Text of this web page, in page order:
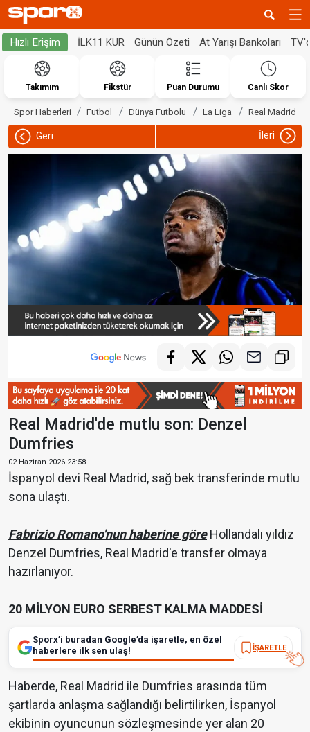
Hızlı Erişim İLK11 KUR Günün Özeti At Yarışı Bankoları
Takımım Fikstür Puan Durumu Canlı Skor
Spor Haberleri Futbol Dünya Futbolu La Liga Real Madrid
Geri İleri
Real Madrid'de mutlu son: Denzel
Dumfries
02 Haziran 2026 23:58
İspanyol devi Real Madrid, sağ bek transferinde mutlu
sona ulaştı.
Fabrizio Romano'nun haberine göreHollandalı yıldız
Denzel Dumfries, Real Madrid'e transfer olmaya
hazırlanıyor.
20 MİLYON EURO SERBEST KALMA MADDESİ
Sporx’i buradan Google’da işaretle, en özel
haberlere ilk sen ulaş!
İŞARETLE
Haberde, Real Madrid ile Dumfries arasında tüm
şartlarda anlaşma sağlandığı belirtilirken, İspanyol
ekibinin oyuncunun sözleşmesinde yer alan 20